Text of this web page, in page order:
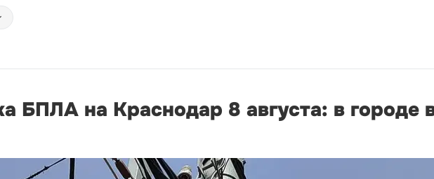
БПЛА на Краснодар 8 августа: в городе